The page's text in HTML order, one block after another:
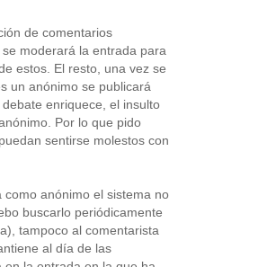
de comentarios
moderará la entrada para
estos. El resto, una vez se
un anónimo se publicará
enriquece, el insulto
Por lo que pido
sentirse molestos con
como anónimo el sistema no
buscarlo periódicamente
tampoco al comentarista
al día de las